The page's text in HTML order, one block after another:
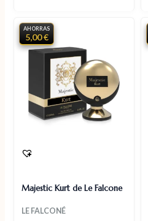
AHORRAS
5,00 €
Majestic Kurt de Le Falcone
LE FALCONÉ